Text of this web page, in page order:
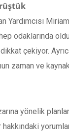
Yardımcısı
odaklarında
çekiyor.
zaman ve
yönelik